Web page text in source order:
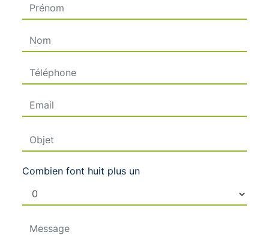
Combien font huit plus un